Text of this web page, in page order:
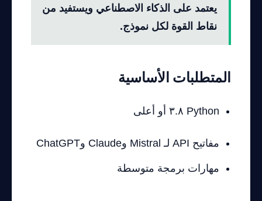
يعتمد على الذكاء الاصطناعي ويستفيد من
نقاط القوة لكل نموذج.
المتطلبات الأساسية
Python ٣.٨ أو أعلى
مفاتيح API لـ Mistral وClaude وChatGPT
مهارات برمجة متوسطة